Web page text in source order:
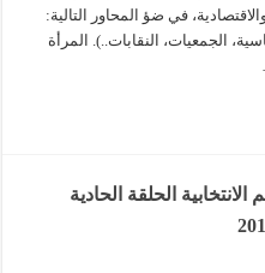
في ضؤ المحاور التالية:
الجمعيات، النقابات..). المرأة
الحلقة الحادية